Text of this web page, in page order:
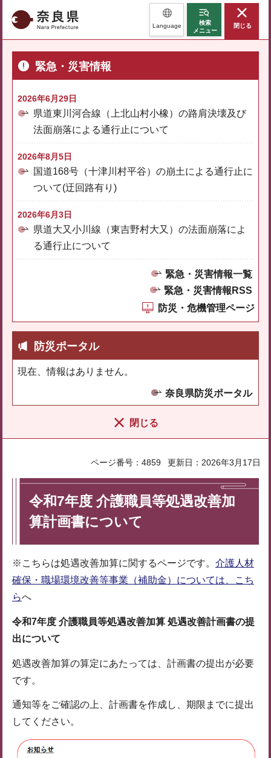
奈良県 Language
検索
メニュー
閉じる
緊急・災害情報
2026年6月29日
県道東川河合線（上北山村小橡）の路肩決壊及び
法面崩落による通行止について
2026年8月5日
国道168号（十津川村平谷）の崩土による通行止に
ついて(迂回路有り)
2026年6月3日
県道大又小川線（東吉野村大又）の法面崩落によ
る通行止について
緊急・災害情報一覧
緊急・災害情報RSS
防災・危機管理ページ
防災ポータル
現在、情報はありません。
奈良県防災ポータル
閉じる
ページ番号：4859 更新日：2026年3月17日
令和7年度 介護職員等処遇改善加
算計画書について
※こちらは処遇改善加算に関するページです。 介護人材
確保・職場環境改善等事業（補助金）については、こち
らへ
令和7年度 介護職員等処遇改善加算 処遇改善計画書の提
出について
処遇改善加算の算定にあたっては、計画書の提出が必要
です。
通知等をご確認の上、計画書を作成し、期限までに提出
してください。